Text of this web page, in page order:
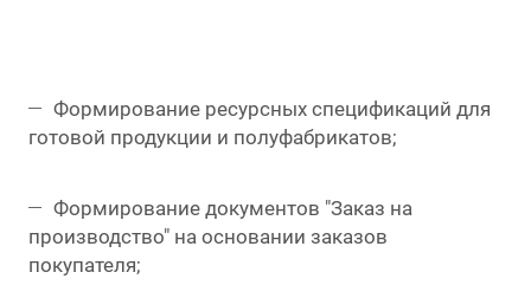
Формирование ресурсных спецификаций для
готовой продукции и полуфабрикатов;
Формирование документов "Заказ на
производство" на основании заказов
покупателя;